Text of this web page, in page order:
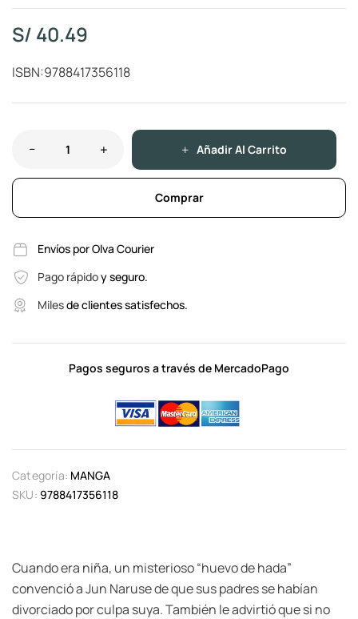
S/ 40.49
ISBN:9788417356118
Añadir Al Carrito
Comprar
Envíos por Olva Courier
Pago rápidoy seguro.
Milesde clientes satisfechos.
Pagos seguros a través de MercadoPago
Categoría: MANGA
SKU: 9788417356118
Cuando era niña, un misterioso “huevo de hada”
convenció a Jun Naruse de que sus padres se habían
divorciado por culpa suya. También le advirtió que si no